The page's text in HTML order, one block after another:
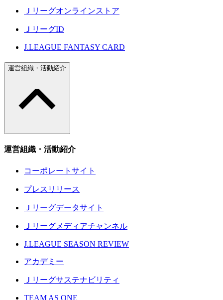
Ｊリーグオンラインストア
ＪリーグID
J.LEAGUE FANTASY CARD
運営組織・活動紹介
運営組織・活動紹介
コーポレートサイト
プレスリリース
Ｊリーグデータサイト
Ｊリーグメディアチャンネル
J.LEAGUE SEASON REVIEW
アカデミー
Ｊリーグサステナビリティ
TEAM AS ONE